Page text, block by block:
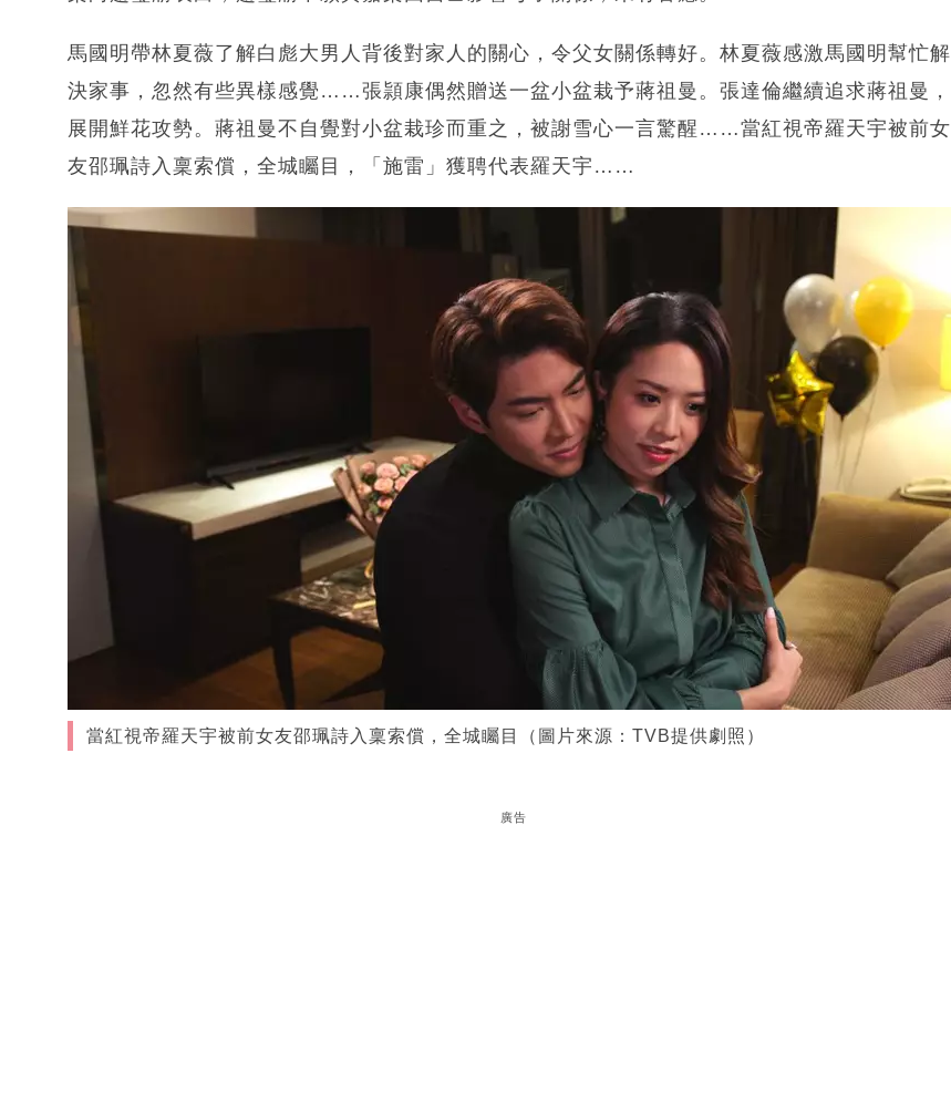
馬國明帶林夏薇了解白彪大男人背後對家人的關心，令父女關係轉好。林夏薇感激馬國明幫忙解
決家事，忽然有些異樣感覺……張頴康偶然贈送一盆小盆栽予蔣祖曼。張達倫繼續追求蔣祖曼，
展開鮮花攻勢。蔣祖曼不自覺對小盆栽珍而重之，被謝雪心一言驚醒……當紅視帝羅天宇被前女
友邵珮詩入稟索償，全城矚目，「施雷」獲聘代表羅天宇……
當紅視帝羅天宇被前女友邵珮詩入稟索償，全城矚目（圖片來源：TVB提供劇照）
廣告